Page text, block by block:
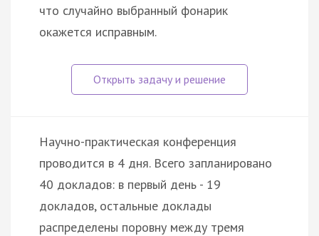
что случайно выбранный фонарик
окажется исправным.
Научно-практическая конференция
проводится в 4 дня. Всего запланировано
40 докладов: в первый день - 19
докладов, остальные доклады
распределены поровну между тремя